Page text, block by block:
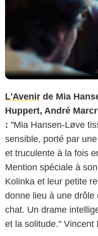
L'Avenir de Mia
Huppert, André
: "Mia Hansen-Løve
sensible, porté par
et truculente à la fois
Mention spéciale à
Kolinka et leur petite
donne lieu à une
chat. Un drame
et la solitude." Vincent